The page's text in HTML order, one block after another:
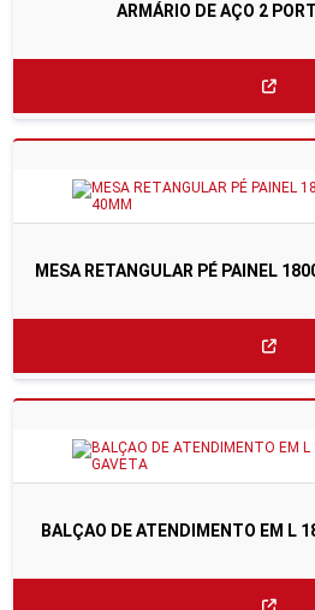
ARMÁRIO DE AÇO 2
MESA RETANGULAR PÉ PAINEL
BALÇAO DE ATENDIMENTO EM L